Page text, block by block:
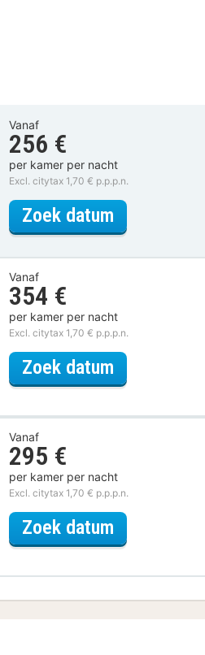
Vanaf
256 €
per kamer per nacht
Excl. citytax 1,70 € p.p.p.n.
Zoek datum
Vanaf
354 €
per kamer per nacht
Excl. citytax 1,70 € p.p.p.n.
Zoek datum
Vanaf
295 €
per kamer per nacht
Excl. citytax 1,70 € p.p.p.n.
Zoek datum